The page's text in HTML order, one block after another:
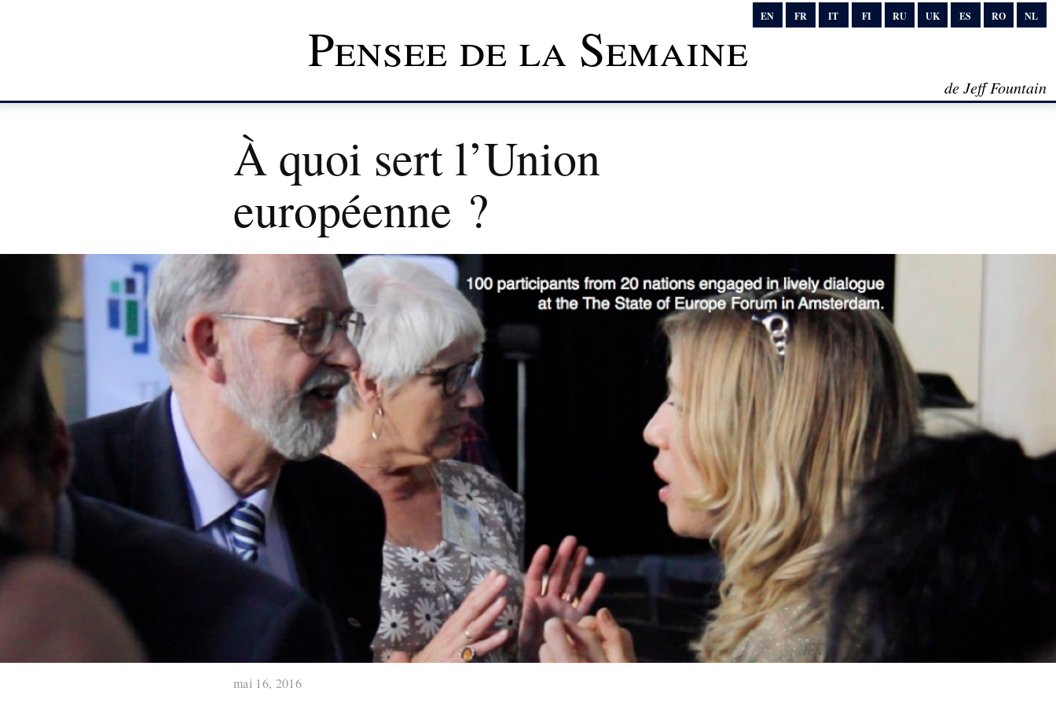
EN FR IT FI RU UK ES RO NL
Pensee de la Semaine
de Jeff Fountain
À quoi sert l’Union
européenne ?
mai 16, 2016